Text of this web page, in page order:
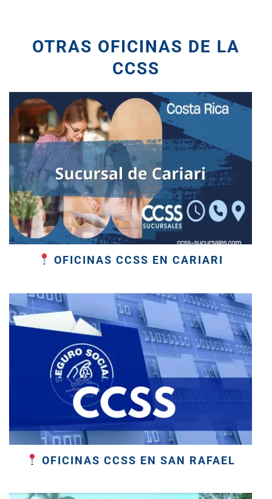
OTRAS OFICINAS DE LA
CCSS
OFICINAS CCSS EN CARIARI
OFICINAS CCSS EN SAN RAFAEL